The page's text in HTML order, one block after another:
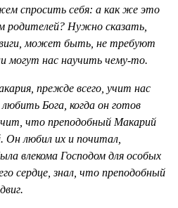
спросить себя: а как же это
родителей? Нужно сказать,
может быть, не требуют
могут нас научить чему-то.
прежде всего, учит нас
Бога, когда он готов
что преподобный Макарий
Он любил их и почитал,
влекома Господом для особых
сердце, знал, что преподобный